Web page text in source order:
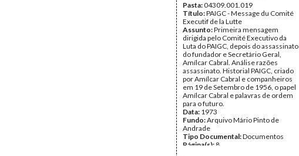
Pasta:04309.001.019
Título:PAIGC - Message du Comité
Executif de la Lutte
Assunto:Primeira mensagem
dirigida pelo Comité Executivo da
Luta do PAIGC, depois do assassinato
do fundador e Secretário Geral,
Amílcar Cabral. Análise razões
assassinato. Historial PAIGC, criado
por Amílcar Cabral e companheiros
em 19 de Setembro de 1956, o papel
Amílcar Cabral e palavras de ordem
para o futuro.
Data: 1973
Fundo:Arquivo Mário Pinto de
Andrade
Tipo Documental:Documentos
Página(s): 8